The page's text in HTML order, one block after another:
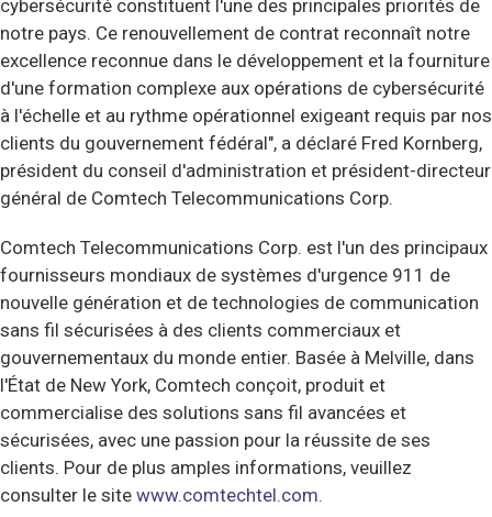
cybersécurité constituent l'une des principales priorités de
notre pays. Ce renouvellement de contrat reconnaît notre
excellence reconnue dans le développement et la fourniture
d'une formation complexe aux opérations de cybersécurité
à l'échelle et au rythme opérationnel exigeant requis par nos
clients du gouvernement fédéral", a déclaré Fred Kornberg,
président du conseil d'administration et président-directeur
général de Comtech Telecommunications Corp.
Comtech Telecommunications Corp. est l'un des principaux
fournisseurs mondiaux de systèmes d'urgence 911 de
nouvelle génération et de technologies de communication
sans fil sécurisées à des clients commerciaux et
gouvernementaux du monde entier. Basée à Melville, dans
l'État de New York, Comtech conçoit, produit et
commercialise des solutions sans fil avancées et
sécurisées, avec une passion pour la réussite de ses
clients. Pour de plus amples informations, veuillez
consulter le site www.comtechtel.com.